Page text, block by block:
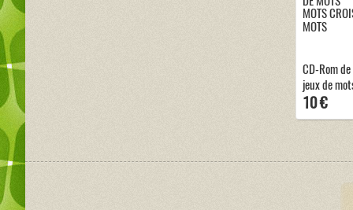
MOTS
MOTS
CD-Rom
jeux de
10 €